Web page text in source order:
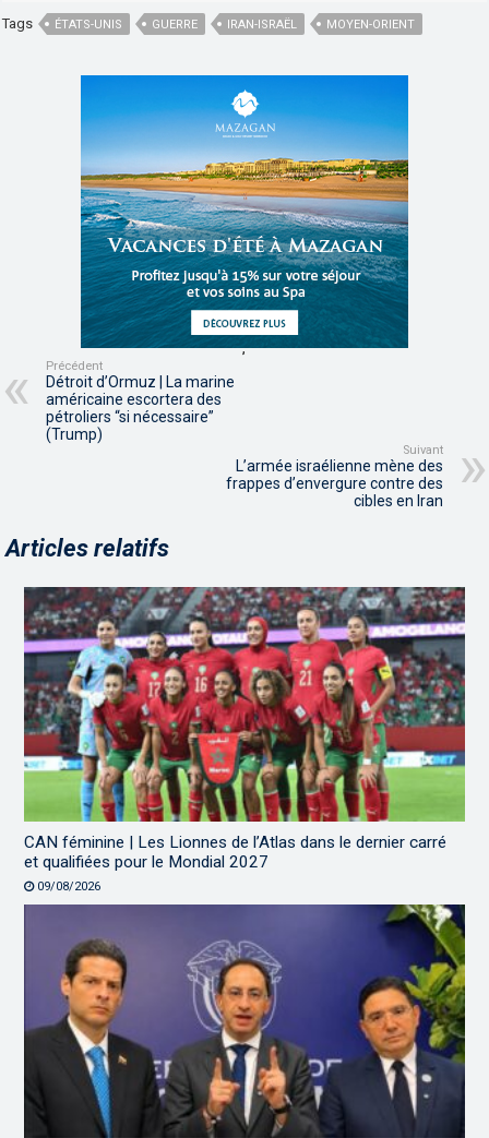
Tags ÉTATS-UNIS GUERRE IRAN-ISRAËL MOYEN-ORIENT
,,
,,
Précédent
Détroit d’Ormuz | La marine
américaine escortera des
pétroliers “si nécessaire”
(Trump)
Suivant
L’armée israélienne mène des
frappes d’envergure contre des
cibles en Iran
Articles relatifs
CAN féminine | Les Lionnes de l’Atlas dans le dernier carré
et qualifiées pour le Mondial 2027
09/08/2026